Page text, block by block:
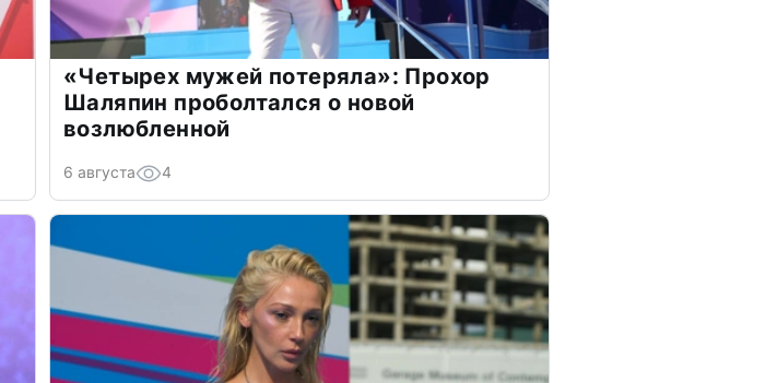
«Четырех мужей потеряла»: Прохор
Шаляпин проболтался о новой
возлюбленной
6 августа 4